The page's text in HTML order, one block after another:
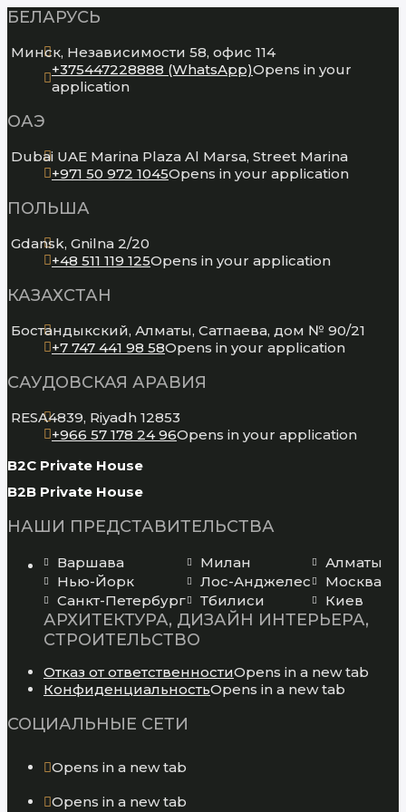
БЕЛАРУСЬ
Минск, Независимости 58, офис 114
+375447228888 (WhatsApp)Opens in your
application
ОАЭ
Dubai UAE Marina Plaza Al Marsa, Street Marina
+971 50 972 1045Opens in your application
ПОЛЬША
Gdansk, Gnilna 2/20
+48 511 119 125Opens in your application
КАЗАХСТАН
Бостандыкский, Алматы, Сатпаева, дом № 90/21
+7 747 441 98 58Opens in your application
САУДОВСКАЯ АРАВИЯ
RESA4839, Riyadh 12853
+966 57 178 24 96Opens in your application
B2C Private House
B2B Private House
НАШИ ПРЕДСТАВИТЕЛЬСТВА
Варшава Милан
Алматы
Нью-Йорк
Лос-Анджелес
Москва
Санкт-Петербург
Тбилиси Киев
АРХИТЕКТУРА, ДИЗАЙН ИНТЕРЬЕРА,
СТРОИТЕЛЬСТВО
Отказ от ответственностиOpens in a new tab
КонфиденциальностьOpens in a new tab
СОЦИАЛЬНЫЕ СЕТИ
Opens in a new tab
Opens in a new tab